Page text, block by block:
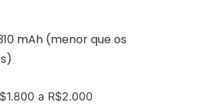
mAh (menor que os
a R$2.000